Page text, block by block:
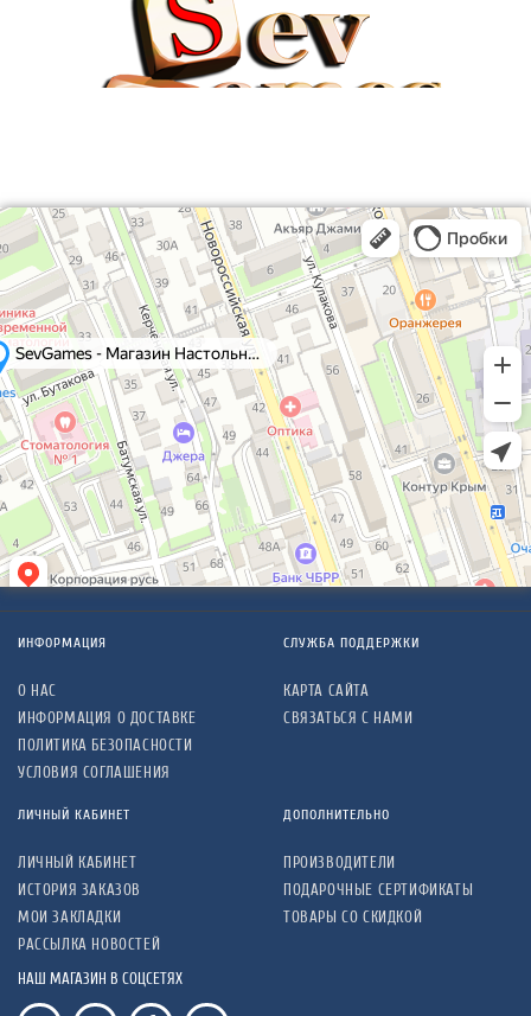
ИНФОРМАЦИЯ
О НАС
ИНФОРМАЦИЯ О ДОСТАВКЕ
ПОЛИТИКА БЕЗОПАСНОСТИ
УСЛОВИЯ СОГЛАШЕНИЯ
СЛУЖБА ПОДДЕРЖКИ
КАРТА САЙТА
СВЯЗАТЬСЯ С НАМИ
ЛИЧНЫЙ КАБИНЕТ
ЛИЧНЫЙ КАБИНЕТ
ИСТОРИЯ ЗАКАЗОВ
МОИ ЗАКЛАДКИ
РАССЫЛКА НОВОСТЕЙ
ДОПОЛНИТЕЛЬНО
ПРОИЗВОДИТЕЛИ
ПОДАРОЧНЫЕ СЕРТИФИКАТЫ
ТОВАРЫ СО СКИДКОЙ
НАШ МАГАЗИН В СОЦСЕТЯХ